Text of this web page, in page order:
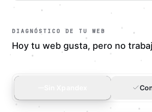
DIAGNÓSTICO DE TU WEB
Hoy tu web gusta, pero no